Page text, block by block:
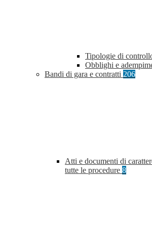
Tipologie di
Obblighi e
Bandi di gara e contratti 206
Atti e documenti di
tutte le procedure 8